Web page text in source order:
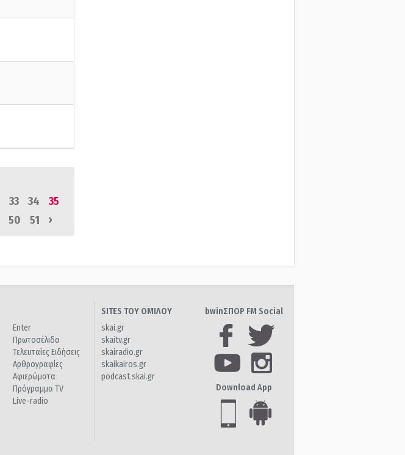
33 34
35
50 51 ›
Enter
Πρωτοσέλιδα
Τελευταίες Ειδήσεις
Αρθρογραφίες
Αφιερώματα
Πρόγραμμα TV
Live-radio
SITES ΤΟΥ ΟΜΙΛΟΥ
skai.gr
skaitv.gr
skairadio.gr
skaikairos.gr
podcast.skai.gr
bwinΣΠΟΡ FM Social
Download App